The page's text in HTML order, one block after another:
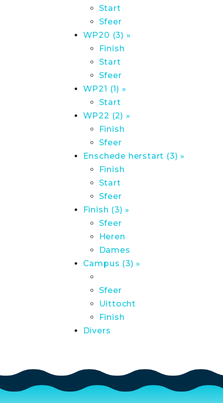
Start
Sfeer
WP20 (3) »
Finish
Start
Sfeer
WP21 (1) »
Start
WP22 (2) »
Finish
Sfeer
Enschede herstart (3) »
Finish
Start
Sfeer
Finish (3) »
Sfeer
Heren
Dames
Campus (3) »
Sfeer
Uittocht
Finish
Divers